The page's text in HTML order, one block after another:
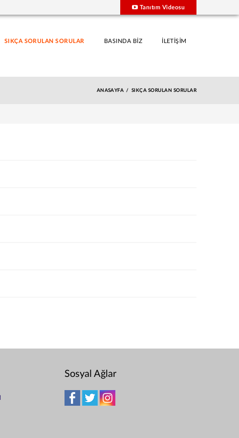
Tanıtım Videosu
SIKÇA SORULAN SORULAR BASINDA BİZ İLETİŞİM
ANASAYFA SIKÇA SORULAN SORULAR
Sosyal Ağlar